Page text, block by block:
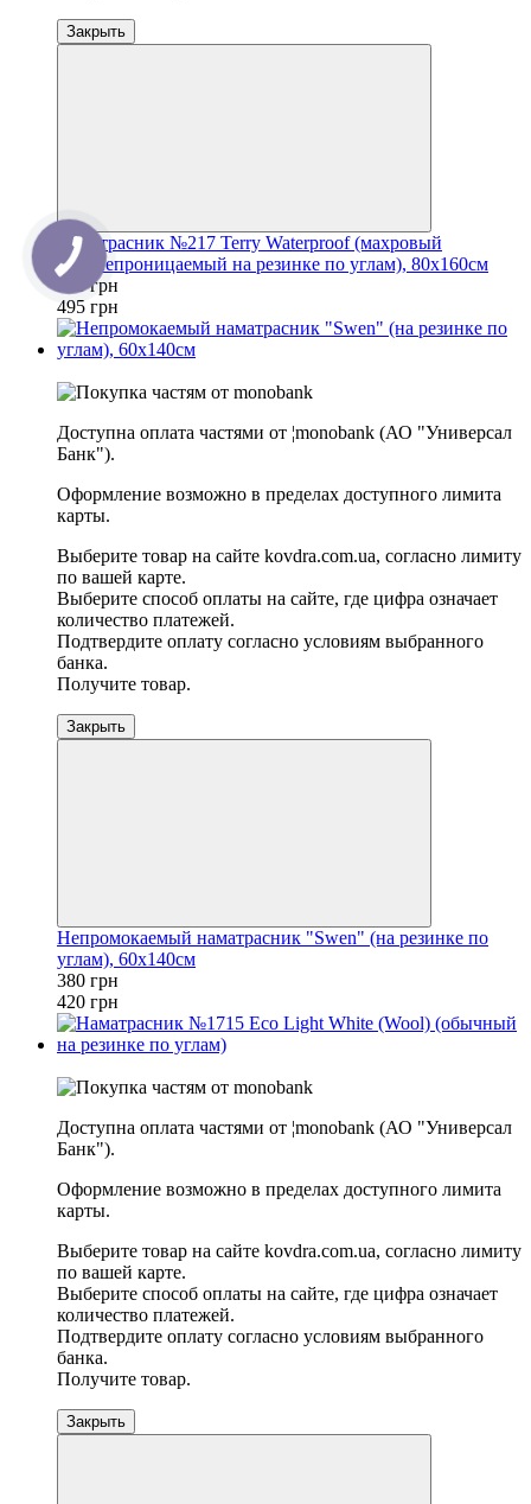
Закрыть
Наматрасник №217 Terry Waterproof (махровый
водонепроницаемый на резинке по углам), 80х160см
380 грн
495 грн
Доступна оплата частями от ¦monobank (АО "Универсал
Банк").
Оформление возможно в пределах доступного лимита
карты.
Выберите товар на сайте kovdra.com.ua, согласно лимиту
по вашей карте.
Выберите способ оплаты на сайте, где цифра означает
количество платежей.
Подтвердите оплату согласно условиям выбранного
банка.
Получите товар.
Закрыть
Непромокаемый наматрасник "Swen" (на резинке по
углам), 60х140см
380 грн
420 грн
Доступна оплата частями от ¦monobank (АО "Универсал
Банк").
Оформление возможно в пределах доступного лимита
карты.
Выберите товар на сайте kovdra.com.ua, согласно лимиту
по вашей карте.
Выберите способ оплаты на сайте, где цифра означает
количество платежей.
Подтвердите оплату согласно условиям выбранного
банка.
Получите товар.
Закрыть